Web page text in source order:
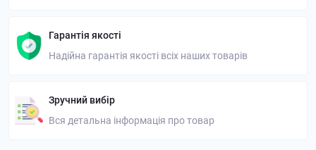
Гарантія якості
Надійна гарантія якості всіх наших товарів
Зручний вибір
Вся детальна інформація про товар